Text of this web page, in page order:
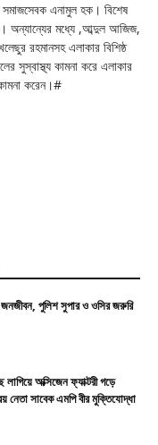
সমাজসেবক এনামুল হক। বিশেষ
অন্যান্যের মধ্যে ,আব্দুল আজিজ,
রহমানসহ এলাকার বিশিষ্ঠ
সুস্বাস্থ্য কামনা করে এলাকার
করেন।#
জনজীবন, পুলিশ সুপার ও ওসির জরুরি
অক্সিজেন ফ্যাক্টরী গড়ে
নেতা সাবেক এমপি বীর মুক্তিযোদ্ধা